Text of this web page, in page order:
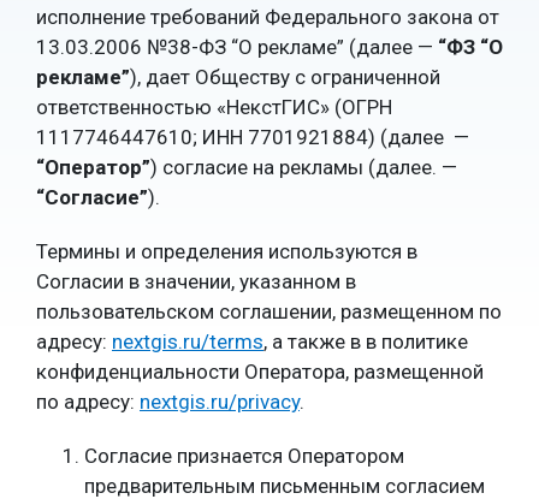
исполнение требований Федерального закона от
13.03.2006 №38-ФЗ “О рекламе” (далее — “ФЗ “О
рекламе”), дает Обществу с ограниченной
ответственностью «НекстГИС» (ОГРН
1117746447610; ИНН 7701921884) (далее —
“Оператор”) согласие на рекламы (далее. —
“Согласие”).
Термины и определения используются в
Согласии в значении, указанном в
пользовательском соглашении, размещенном по
адресу: nextgis.ru/terms, а также в в политике
конфиденциальности Оператора, размещенной
по адресу: nextgis.ru/privacy.
Согласие признается Оператором
предварительным письменным согласием